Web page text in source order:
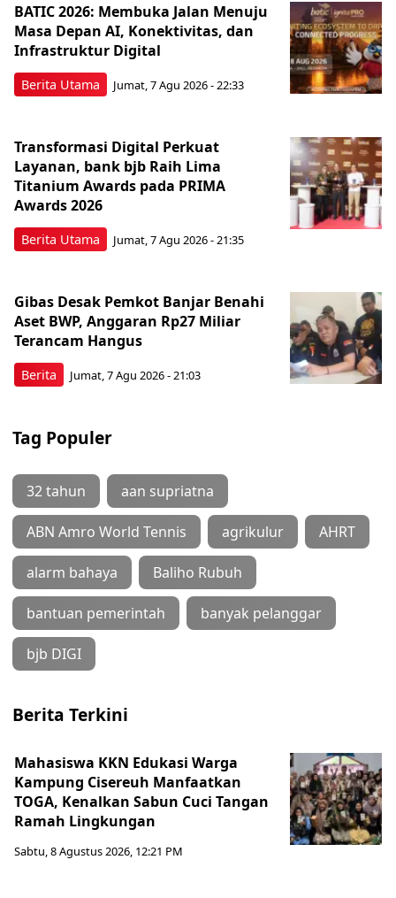
Berita Utama
BATIC 2026: Membuka Jalan Menuju
Masa Depan AI, Konektivitas, dan
Infrastruktur Digital
Jumat, 7 Agu 2026 - 22:33
Berita Utama
Transformasi Digital Perkuat
Layanan, bank bjb Raih Lima
Titanium Awards pada PRIMA
Awards 2026
Jumat, 7 Agu 2026 - 21:35
Berita
Gibas Desak Pemkot Banjar Benahi
Aset BWP, Anggaran Rp27 Miliar
Terancam Hangus
Jumat, 7 Agu 2026 - 21:03
Tag Populer
32 tahun aan supriatna
ABN Amro World Tennis agrikulur AHRT
alarm bahaya Baliho Rubuh
bantuan pemerintah banyak pelanggar
bjb DIGI
Berita Terkini
Mahasiswa KKN Edukasi Warga
Kampung Cisereuh Manfaatkan
TOGA, Kenalkan Sabun Cuci Tangan
Ramah Lingkungan
Sabtu, 8 Agustus 2026, 12:21 PM